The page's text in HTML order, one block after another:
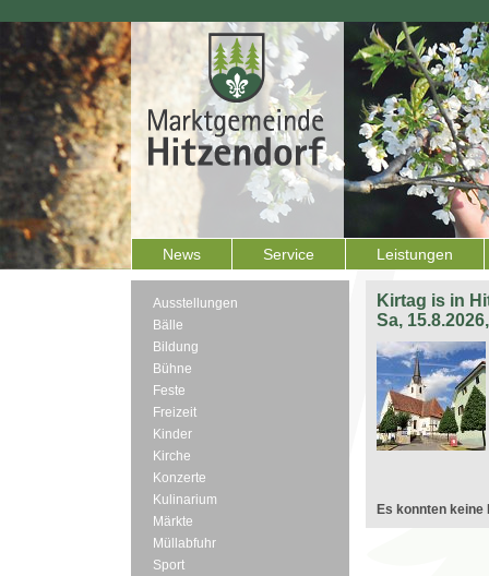
News Service Leistungen
Ausstellungen
Bälle
Bildung
Bühne
Feste
Freizeit
Kinder
Kirche
Konzerte
Kulinarium
Märkte
Müllabfuhr
Sport
Kirtag is in
Sa,
Es konnten keine